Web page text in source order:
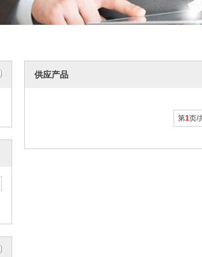
供应产品
第1页/